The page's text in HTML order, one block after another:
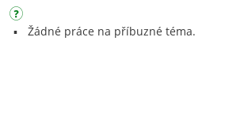
Žádné práce na příbuzné téma.